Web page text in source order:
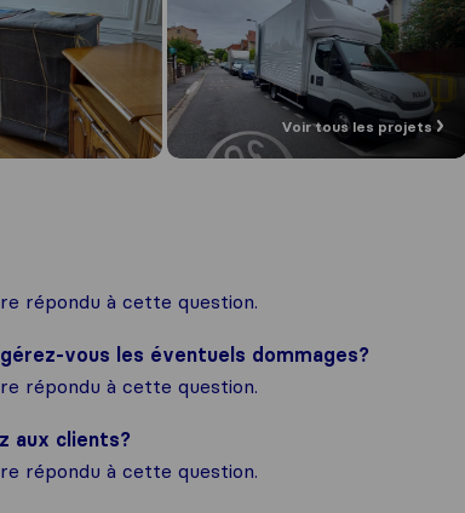
Voir tous les projets
répondu à cette question.
vous les éventuels dommages?
répondu à cette question.
aux clients?
répondu à cette question.